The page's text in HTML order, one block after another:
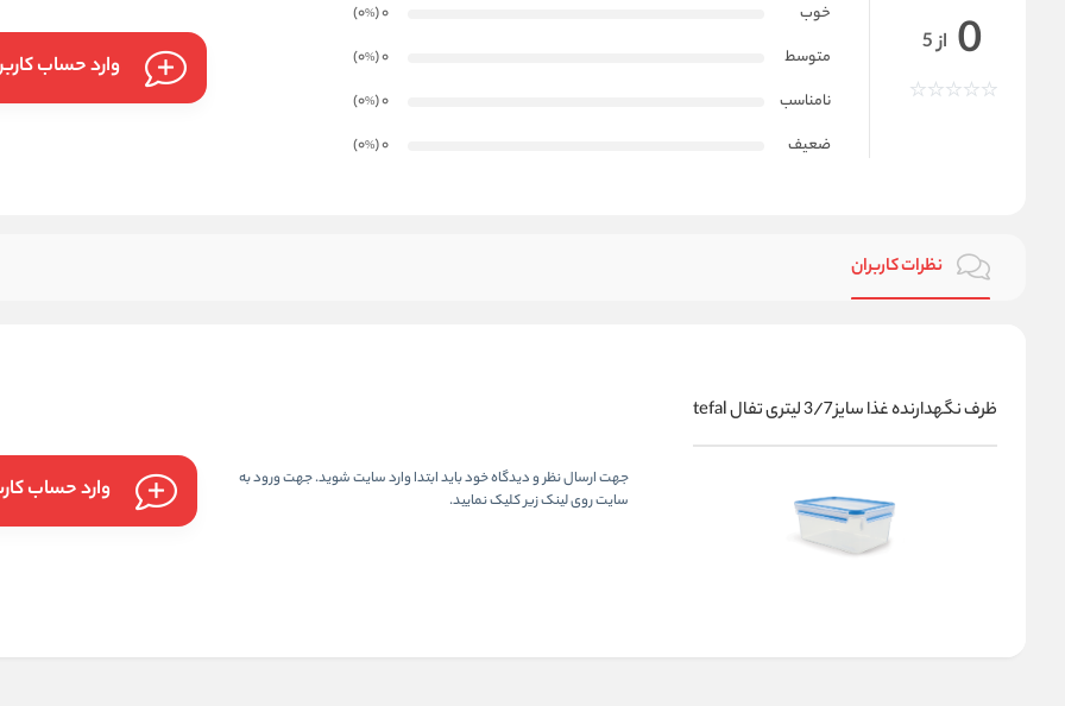
0 از 5
خوب
0
(0
%
)
متوسط
0
(0
%
)
نامناسب
0
(0
%
)
ضعیف
0
(0
%
)
وارد حساب
نظرات کاربران
ظرف نگهدارنده غذا سایز 3/7 لیتری تفال tefal
جهت ارسال نظر و دیدگاه خود باید ابتدا وارد سایت شوید. جهت ورود به
سایت روی لینک زیر کلیک نمایید.
وارد حساب